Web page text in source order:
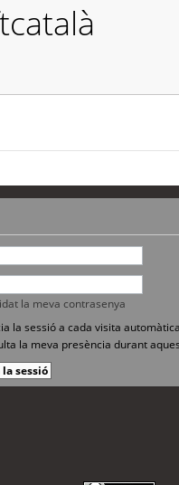
la meva contrasenya
la sessió a cada visita
la meva presència durant